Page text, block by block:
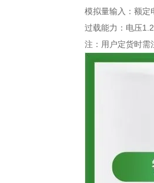
模拟量输入：额定
过载能力：电压
注：用户定货时需